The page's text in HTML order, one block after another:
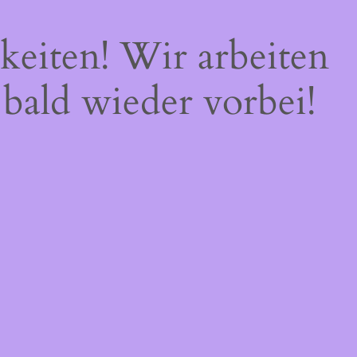
Wir arbeiten
wieder vorbei!